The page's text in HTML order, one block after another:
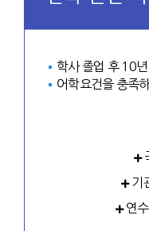
학사 졸업 후 10
어학요건을 충족
기
연수